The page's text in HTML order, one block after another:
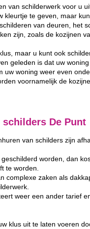
van schilderwerk voor u
kleurtje te geven, maar
van deuren, het
zijn, zoals de kozijnen
maar u kunt ook
geleden is dat uw
uw woning weer even
voornamelijk de
De Punt
van schilders zijn
worden, dan
te worden.
complexe zaken als
weer een ander tarief
klus uit te laten voeren